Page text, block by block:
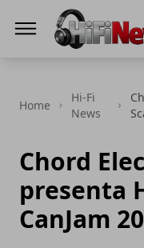
Home
Hi-Fi
News
Chord
presenta
CanJam